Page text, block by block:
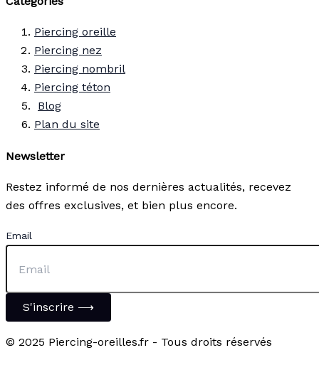
Piercing oreille
Piercing nez
Piercing nombril
Piercing téton
Blog
Plan du site
Newsletter
Restez informé de nos dernières actualités, recevez
des offres exclusives, et bien plus encore.
Email
S'inscrire ⟶
© 2025 Piercing-oreilles.fr - Tous droits réservés